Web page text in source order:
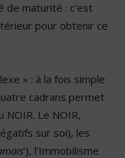
de maturité : c’est
pour obtenir ce
» : à la fois simple
cadrans permet
Le NOIR,
sur soi), les
’), l’Immobilisme